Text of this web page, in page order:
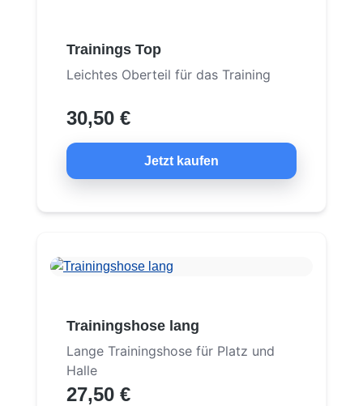
Trainings Top
Leichtes Oberteil für das Training
30,50 €
Jetzt kaufen
Trainingshose lang
Lange Trainingshose für Platz und
Halle
27,50 €